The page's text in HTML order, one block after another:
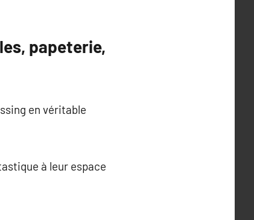
papeterie,
en véritable
à leur espace